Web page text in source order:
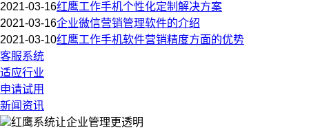
2021-03-16红鹰工作手机个性化定制解决方案
2021-03-16企业微信营销管理软件的介绍
2021-03-10红鹰工作手机软件营销精度方面的优势
客服系统
适应行业
申请试用
新闻资讯
红鹰系统让企业管理更透明